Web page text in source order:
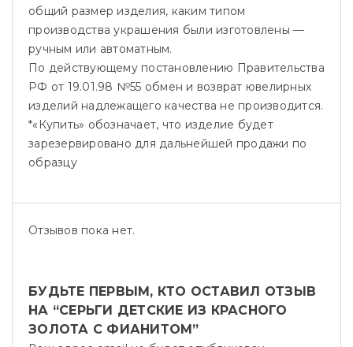
общий размер изделия, каким типом
производства украшения были изготовлены —
ручным или автоматным.
По действующему постановлению Правительства
РФ от 19.01.98 №55 обмен и возврат ювелирных
изделий надлежащего качества не производится.
*«Купить» обозначает, что изделие будет
зарезервировано для дальнейшей продажи по
образцу
Отзывов пока нет.
БУДЬТЕ ПЕРВЫМ, КТО ОСТАВИЛ ОТЗЫВ
НА “СЕРЬГИ ДЕТСКИЕ ИЗ КРАСНОГО
ЗОЛОТА С ФИАНИТОМ”